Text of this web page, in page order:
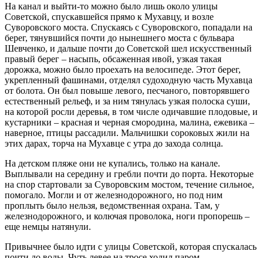
На канал и выйти-то можно было лишь около улицы
Советской, спускавшейся прямо к Мухавцу, и возле
Суворовского моста. Спускаясь с Суворовского, попадали на
берег, тянувшийся почти до нынешнего моста с бульвара
Шевченко, и дальше почти до Советской шел искусственный
правый берег – насыпь, обсаженная ивой, узкая такая
дорожка, можно было проехать на велосипеде. Этот берег,
укрепленный фашинами, отделял судоходную часть Мухавца
от болота. Он был повыше левого, песчаного, повторявшего
естественный рельеф, и за ним тянулась узкая полоска суши,
на которой росли деревья, в том числе одичавшие плодовые, и
кустарники – красная и черная смородина, малина, ежевика –
наверное, птицы рассадили. Мальчишки сороковых жили на
этих дарах, торча на Мухавце с утра до захода солнца.
На детском пляже они не купались, только на канале.
Выплывали на середину и гребли почти до порта. Некоторые
на спор стартовали за Суворовским мостом, течение сильное,
помогало. Могли и от железнодорожного, но под ним
проплыть было нельзя, ведомственная охрана. Там, у
железнодорожного, и колючая проволока, ноги пропорешь –
еще немцы натянули.
Привычнее было идти с улицы Советской, которая спускалась